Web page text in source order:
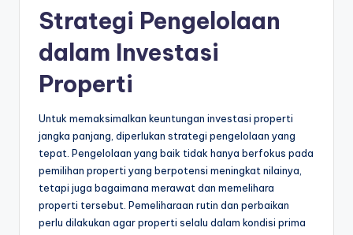
Strategi Pengelolaan
dalam Investasi
Properti
Untuk memaksimalkan keuntungan investasi properti
jangka panjang, diperlukan strategi pengelolaan yang
tepat. Pengelolaan yang baik tidak hanya berfokus pada
pemilihan properti yang berpotensi meningkat nilainya,
tetapi juga bagaimana merawat dan memelihara
properti tersebut. Pemeliharaan rutin dan perbaikan
perlu dilakukan agar properti selalu dalam kondisi prima